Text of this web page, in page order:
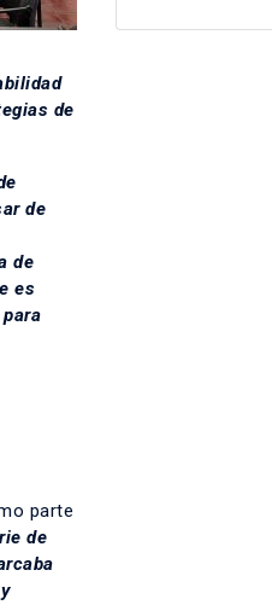
de
de
de
es
parte
de